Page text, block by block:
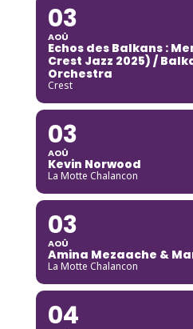
03
AOÛ
Echos des Balkans :
Crest Jazz 2025) /
Orchestra
Crest
03
AOÛ
Kevin Norwood
La Motte Chalancon
03
AOÛ
Amina Mezaache &
La Motte Chalancon
04